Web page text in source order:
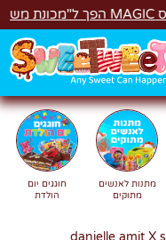
מתנות לאנשים
מתוקים
חוגגים יום
הולדת